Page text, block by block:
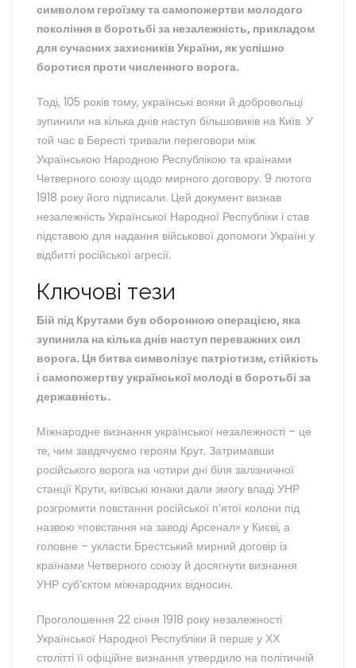
символом героїзму та самопожертви молодого
покоління в боротьбі за незалежність, прикладом
для сучасних захисників України, як успішно
боротися проти численного ворога.
Тоді, 105 років тому, українські вояки й добровольці
зупинили на кілька днів наступ більшовиків на Київ. У
той час в Бересті тривали переговори між
Українською Народною Республікою та країнами
Четверного союзу щодо мирного договору. 9 лютого
1918 року його підписали. Цей документ визнав
незалежність Української Народної Республіки і став
підставою для надання військової допомоги Україні у
відбитті російської агресії.
Ключові тези
Бій під Крутами був оборонною операцією, яка
зупинила на кілька днів наступ переважних сил
ворога. Ця битва символізує патріотизм, стійкість
і самопожертву української молоді в боротьбі за
державність.
Міжнародне визнання української незалежності – це
те, чим завдячуємо героям Крут. Затримавши
російського ворога на чотири дні біля залізничної
станції Крути, київські юнаки дали змогу владі УНР
розгромити повстання російської п’ятої колони під
назвою «повстання на заводі Арсенал» у Києві, а
головне – укласти Брестський мирний договір із
країнами Четверного союзу й досягнути визнання
УНР суб’єктом міжнародних відносин.
Проголошення 22 січня 1918 року незалежності
Української Народної Республіки й перше у ХХ
столітті її офіційне визнання утвердило на політичній